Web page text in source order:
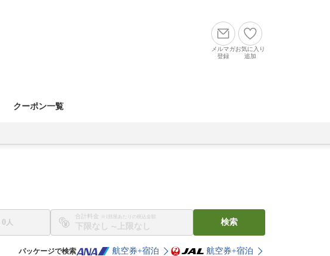
メルマガ
登録
お気に入り
追加
クーポン一覧
0
合計料金 ※1部屋あたりの税込金額
〜
検索
パッケージで検索 航空券+宿泊 航空券+宿泊